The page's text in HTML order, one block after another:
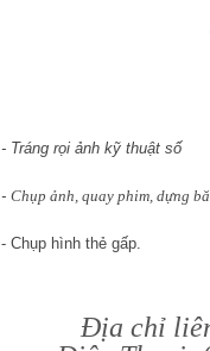
- Tráng rọi ảnh kỹ thuật số
- Chụp ảnh, quay phim, dựng
- Chụp hình thẻ gấp.
Địa chỉ